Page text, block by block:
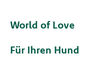
World of Love
Für Ihren Hund